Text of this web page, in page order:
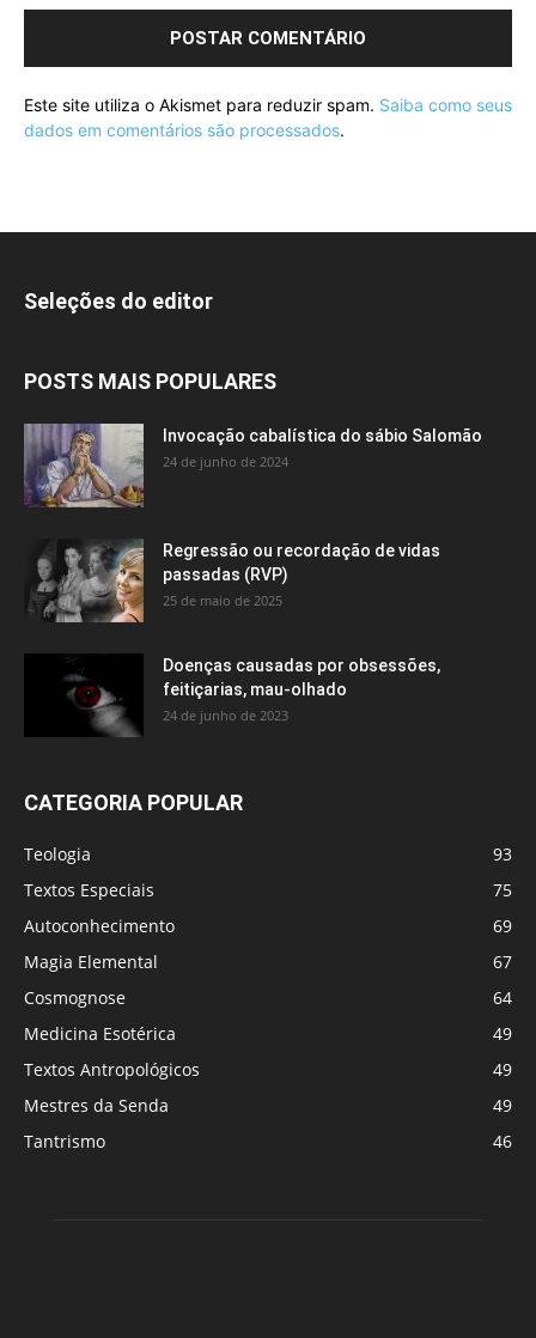
Este site utiliza o Akismet para reduzir spam. Saiba como seus
dados em comentários são processados.
Seleções do editor
POSTS MAIS POPULARES
Invocação cabalística do sábio Salomão
24 de junho de 2024
Regressão ou recordação de vidas
passadas (RVP)
25 de maio de 2025
Doenças causadas por obsessões,
feitiçarias, mau-olhado
24 de junho de 2023
CATEGORIA POPULAR
Teologia
93
Textos Especiais
75
Autoconhecimento
69
Magia Elemental
67
Cosmognose
64
Medicina Esotérica
49
Textos Antropológicos
49
Mestres da Senda
49
Tantrismo
46